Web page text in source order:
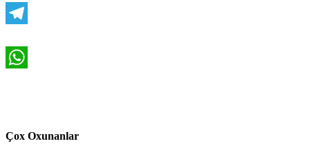
Çox Oxunanlar